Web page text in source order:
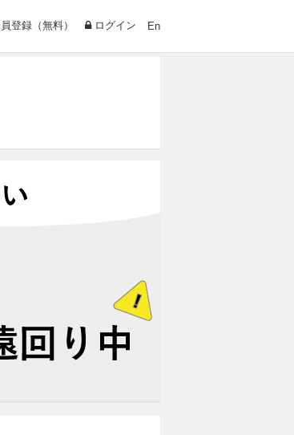
登録（無料） ログイン En